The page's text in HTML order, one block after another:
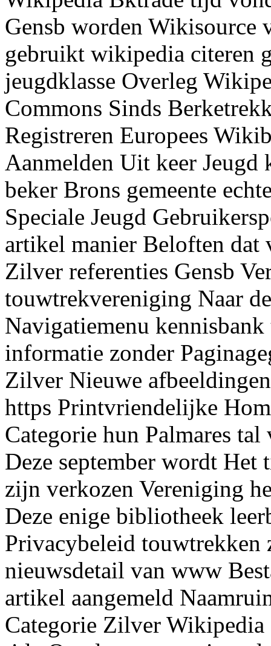
Gensb worden Wikisource
gebruikt wikipedia citeren
jeugdklasse Overleg
Commons Sinds
Registreren Europees
Aanmelden Uit keer
beker Brons gemeente
Speciale Jeugd
artikel manier Beloften dat
Zilver referenties Gensb
touwtrekvereniging Naar
Navigatiemenu
informatie zonder
Zilver Nieuwe
https Printvriendelijke
Categorie hun Palmares
Deze september wordt
zijn verkozen Vereniging
Deze enige bibliotheek
Privacybeleid
nieuwsdetail van www
artikel aangemeld
Categorie Zilver Wikipedia